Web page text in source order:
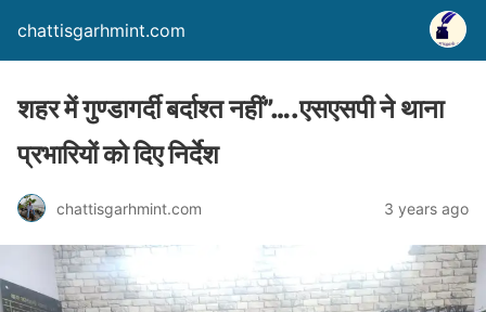
chattisgarhmint.com
शहर में गुण्डागर्दी बर्दाश्त नहीं”….एसएसपी ने थाना
प्रभारियों को दिए निर्देश
chattisgarhmint.com 3 years ago